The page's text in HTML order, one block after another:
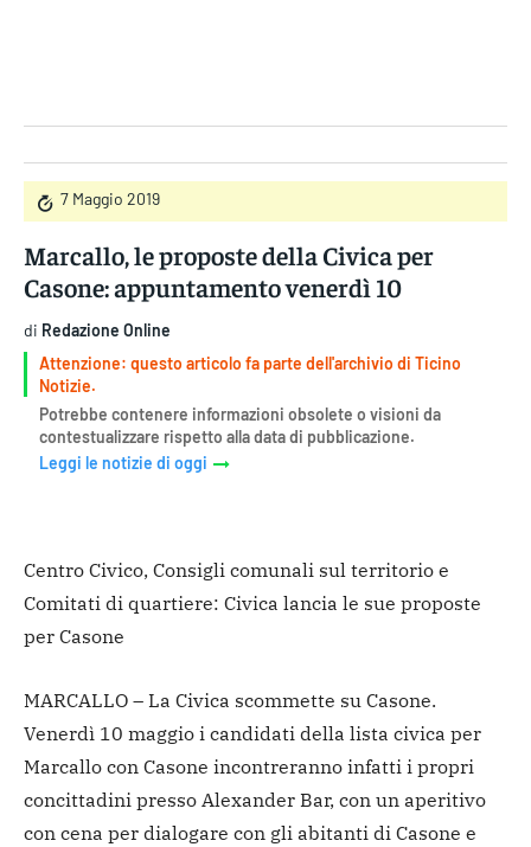
7 Maggio 2019
Marcallo, le proposte della Civica per
Casone: appuntamento venerdì 10
di Redazione Online
Attenzione: questo articolo fa parte dell'archivio di Ticino
Notizie.
Potrebbe contenere informazioni obsolete o visioni da
contestualizzare rispetto alla data di pubblicazione.
Leggi le notizie di oggi
Centro Civico, Consigli comunali sul territorio e
Comitati di quartiere: Civica lancia le sue proposte
per Casone
MARCALLO – La Civica scommette su Casone.
Venerdì 10 maggio i candidati della lista civica per
Marcallo con Casone incontreranno infatti i propri
concittadini presso Alexander Bar, con un aperitivo
con cena per dialogare con gli abitanti di Casone e